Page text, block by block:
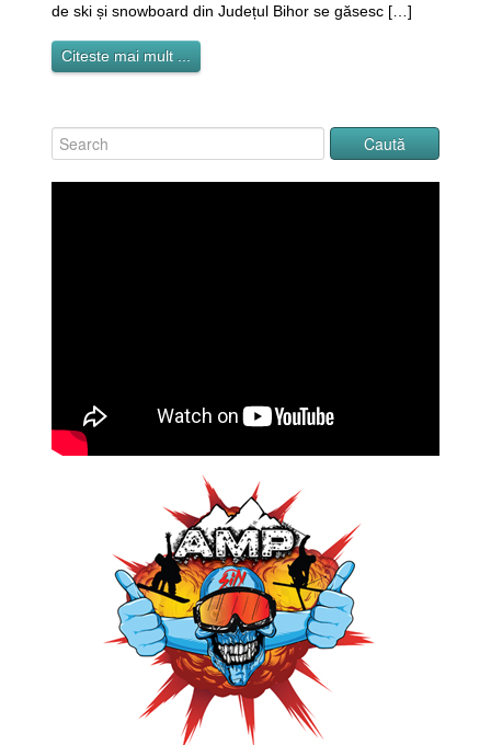
de ski și snowboard din Județul Bihor se găsesc […]
Citeste mai mult ...